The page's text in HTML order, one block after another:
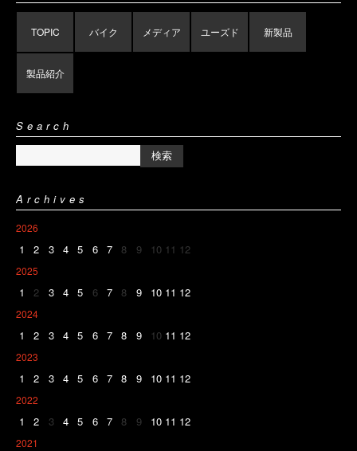
TOPIC バイク メディア ユーズド 新製品
製品紹介
Search
Archives
2026
1 2 3 4 5 6 7 8 9 10 11 12
2025
1 2 3 4 5 6 7 8 9 10 11 12
2024
1 2 3 4 5 6 7 8 9 10 11 12
2023
1 2 3 4 5 6 7 8 9 10 11 12
2022
1 2 3 4 5 6 7 8 9 10 11 12
2021